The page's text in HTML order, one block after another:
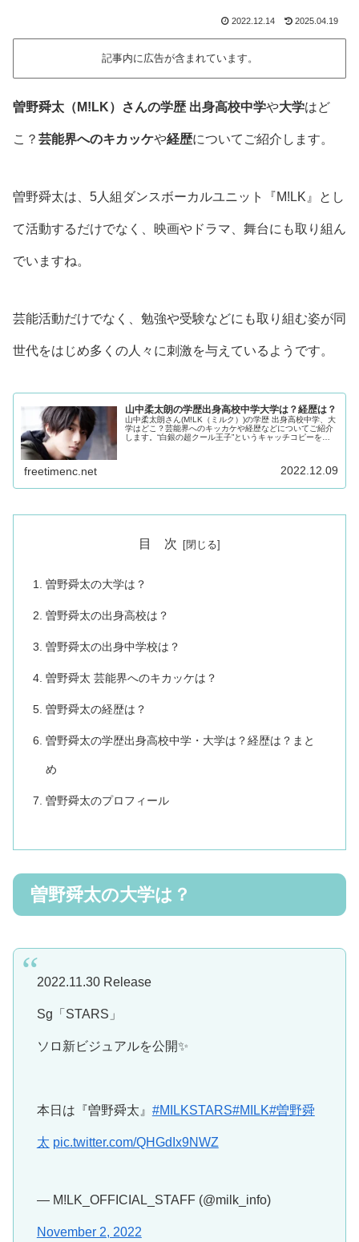
2022.12.14 2025.04.19
記事内に広告が含まれています。
曽野舜太（M!LK）さんの学歴 出身高校中学や大学はど
こ？ 芸能界へのキカッケや経歴についてご紹介します。
曽野舜太は、5人組ダンスボーカルユニット『M!LK』とし
て活動するだけでなく、映画やドラマ、舞台にも取り組ん
でいますね。
芸能活動だけでなく、勉強や受験などにも取り組む姿が同
世代をはじめ多くの人々に刺激を与えているようです。
山中柔太朗の学歴出身高校中学大学は？経歴は？
山中柔太朗さん(M!LK（ミルク）)の学歴 出身高校中学、大
学はどこ？芸能界へのキッカケや経歴などについてご紹介
します。“白銀の超クール王子”というキャッチコピーを持
freetimenc.net 2022.12.09
目 次
曽野舜太の大学は？
曽野舜太の出身高校は？
曽野舜太の出身中学校は？
曽野舜太 芸能界へのキカッケは？
曽野舜太の経歴は？
曽野舜太の学歴出身高校中学・大学は？経歴は？まと
め
曽野舜太のプロフィール
曽野舜太の大学は？
2022.11.30 Release
Sg「STARS」
ソロ新ビジュアルを公開✨
本日は『曽野舜太』 #MILKSTARS#MILK#曽野舜
太 pic.twitter.com/QHGdIx9NWZ
— M!LK_OFFICIAL_STAFF (@milk_info)
November 2, 2022